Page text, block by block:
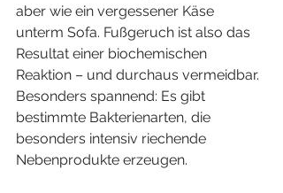
aber wie ein vergessener Käse
unterm Sofa. Fußgeruch ist also das
Resultat einer biochemischen
Reaktion – und durchaus vermeidbar.
Besonders spannend: Es gibt
bestimmte Bakterienarten, die
besonders intensiv riechende
Nebenprodukte erzeugen.